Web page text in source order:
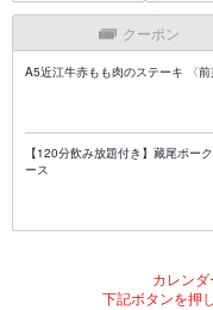
クーポン
A5近江牛赤もも肉のステーキ 〈
【120分飲み放題付き】藏尾ポー
ース
カレンダ
下記ボタンを押